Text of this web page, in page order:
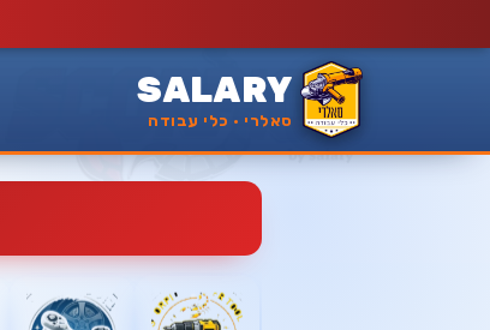
SALARY
סאלרי · כלי עבודה